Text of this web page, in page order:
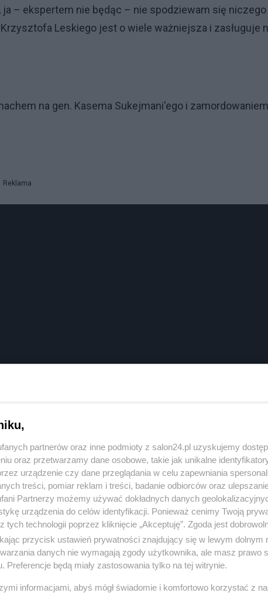
– ekspertem nie będąc – nie spodziewam się niczego
Leskiego jest o wiele ważniejsza i zasługuje
na gen. Kasema Sukejmani'ego i zamordowaniem
Reklama
partnerów oraz inne podmioty z salon24.pl uzyskujemy
oraz przetwarzamy dane osobowe, takie jak unikalne
urządzenie czy dane przeglądania w celu zapewniania
treści, pomiar reklam i treści, badanie odbiorców oraz
Partnerzy możemy używać dokładnych danych
urządzenia do celów identyfikacji. Ponieważ cenimy Twoją
tych technologii poprzez kliknięcie „Akceptuję”. Zgoda jest
przycisk ustawień prywatności znajdujący się w lewym dolnym
danych nie wymagają zgody użytkownika, ale masz prawo
Preferencje będą miały zastosowania tylko na tej witrynie.
informacjami, abyś mógł świadomie i komfortowo korzystać z